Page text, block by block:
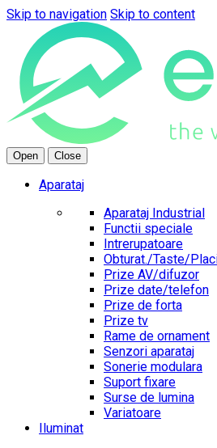
Skip to navigation Skip to content
Open Close
Aparataj
Aparataj Industrial
Functii speciale
Intrerupatoare
Obturat./Taste/
Prize AV/difuzor
Prize date/telefon
Prize de forta
Prize tv
Rame de ornament
Senzori aparataj
Sonerie modulara
Suport fixare
Surse de lumina
Variatoare
Iluminat